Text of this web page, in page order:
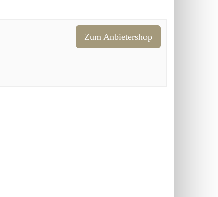
Zum Anbietershop